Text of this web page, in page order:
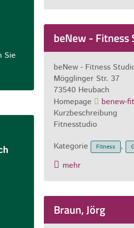
beNew - Fitness
beNew - Fitness
Mögglinger Str. 37
73540 Heubach
Homepage
benew-
Kurzbeschreibung
Fitnesstudio
Kategorie
Fitness ,
mehr
Braun, Jörg
Sie